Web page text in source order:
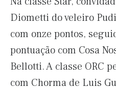
Diometti do veleiro
com onze pontos,
pontuação com Cosa
Bellotti. A classe ORC
com Chorma de Luis